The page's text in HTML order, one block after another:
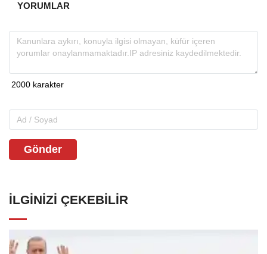
YORUMLAR
Gönder
İLGINIZI ÇEKEBILIR